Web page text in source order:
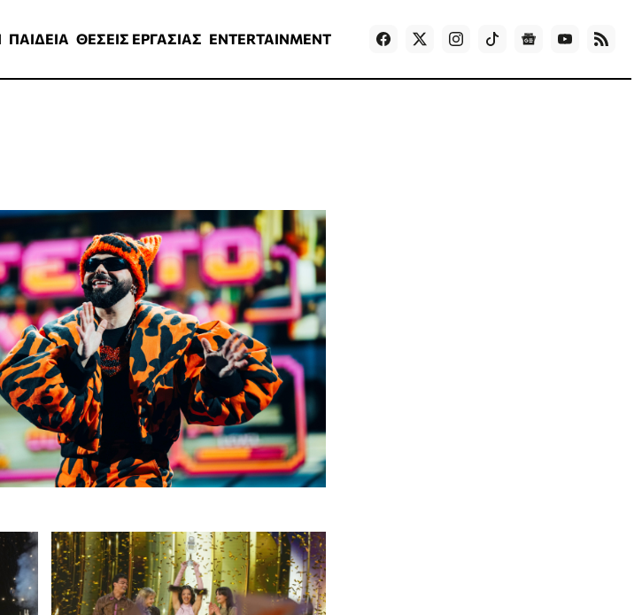
ΠΑΙΔΕΙΑ ΘΕΣΕΙΣ ΕΡΓΑΣΙΑΣ ENTERTAINMENT Games